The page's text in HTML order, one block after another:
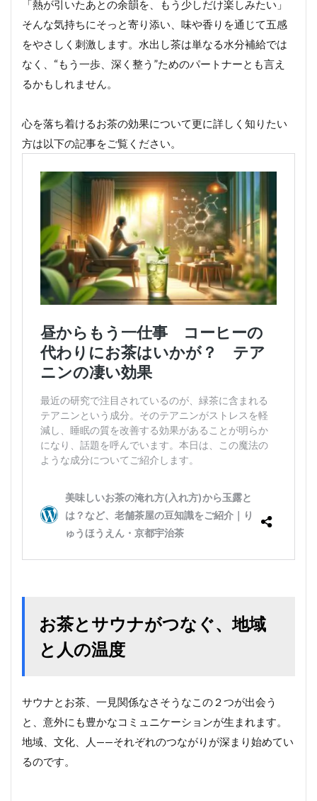
「熱が引いたあとの余韻を、もう少しだけ楽しみたい」
そんな気持ちにそっと寄り添い、味や香りを通じて五感
をやさしく刺激します。水出し茶は単なる水分補給では
なく、“もう一歩、深く整う”ためのパートナーとも言え
るかもしれません。
心を落ち着けるお茶の効果について更に詳しく知りたい
方は以下の記事をご覧ください。
お茶とサウナがつなぐ、地域
と人の温度
サウナとお茶、一見関係なさそうなこの２つが出会う
と、意外にも豊かなコミュニケーションが生まれます。
地域、文化、人——それぞれのつながりが深まり始めてい
るのです。